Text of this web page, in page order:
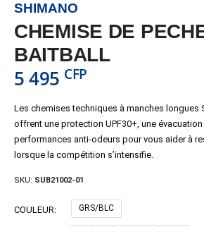
SHIMANO
CHEMISE DE
BAITBALL
5 495 CFP
Les chemises techniques à manches longues
offrent une protection UPF30+, une
performances anti-odeurs pour vous aider à
lorsque la compétition s’intensifie.
SKU: SUB21002-01
COULEUR GRS/BLC